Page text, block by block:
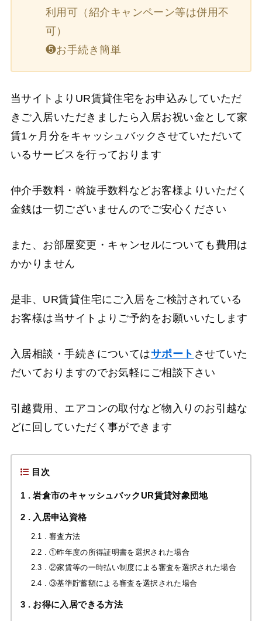
利用可（紹介キャンペーン等は併用不
可）
❺お手続き簡単
当サイトよりUR賃貸住宅をお申込みしていただ
きご入居いただきましたら入居お祝い金として家
賃1ヶ月分をキャッシュバックさせていただいて
いるサービスを行っております
仲介手数料・斡旋手数料などお客様よりいただく
金銭は一切ございませんのでご安心ください
また、お部屋変更・キャンセルについても費用は
かかりません
是非、UR賃貸住宅にご入居をご検討されている
お客様は当サイトよりご予約をお願いいたします
入居相談・手続きについてはサポート させていた
だいておりますのでお気軽にご相談下さい
引越費用、エアコンの取付など物入りのお引越な
どに回していただく事ができます
目次
1 岩倉市のキャッシュバックUR賃貸対象団地
2 入居申込資格
2.1
審査方法
2.2
①昨年度の所得証明書を選択された場合
2.3
②家賃等の一時払い制度による審査を選択された場合
2.4
③基準貯蓄額による審査を選択された場合
3 お得に入居できる方法